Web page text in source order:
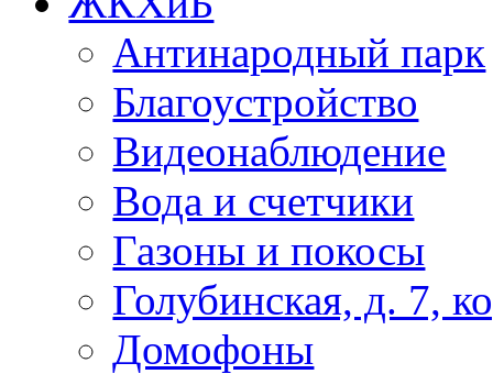
Антинародный парк
Благоустройство
Видеонаблюдение
Вода и счетчики
Газоны и покосы
Голубинская, д. 7,
Домофоны